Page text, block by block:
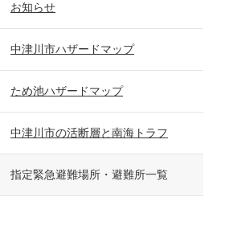
お知らせ
中津川市ハザードマップ
ため池ハザードマップ
中津川市の活断層と南海トラフ
指定緊急避難場所・避難所一覧